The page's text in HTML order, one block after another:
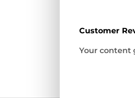
Customer
Your content